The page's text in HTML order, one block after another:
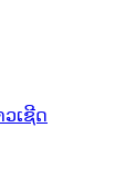
ວເຊີດ